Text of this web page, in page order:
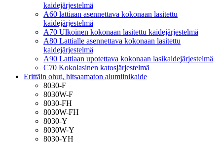
kaidejärjestelmä
A60 lattiaan asennettava kokonaan lasitettu
kaidejärjestelmä
A70 Ulkoinen kokonaan lasitettu kaidejärjestelmä
A80 Lattialle asennettava kokonaan lasitettu
kaidejärjestelmä
A90 Lattiaan upotettava kokonaan lasikaidejärjestelmä
C70 Kokolasinen katosjärjestelmä
Erittäin ohut, hitsaamaton alumiinikaide
8030-F
8030W-F
8030-FH
8030W-FH
8030-Y
8030W-Y
8030-YH